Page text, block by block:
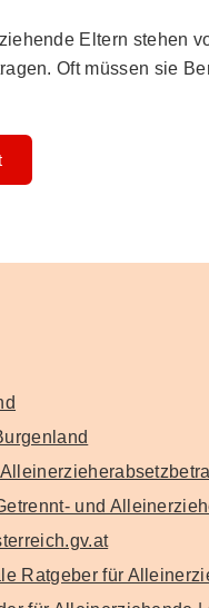
Eltern stehen
Oft müssen sie
und
Ratgeber für